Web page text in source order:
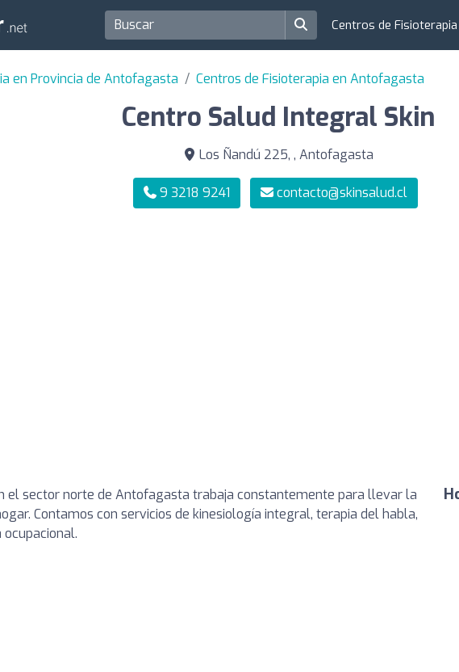
Centros de
en Provincia de Antofagasta Centros de Fisioterapia en Antofagasta
Centro Salud Integral Skin
Los Ñandú 225, , Antofagasta
9 3218 9241 contacto@skinsalud.cl
el sector norte de Antofagasta trabaja constantemente para llevar la
Contamos con servicios de kinesiología integral, terapia del habla,